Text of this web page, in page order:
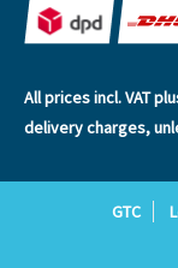
All prices incl. VAT
delivery charges,
GTC